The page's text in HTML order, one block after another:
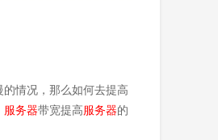
的情况，那么如何去提高
服务器带宽提高服务器的